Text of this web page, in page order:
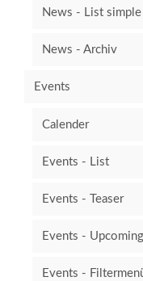
News - List simple
News - Archiv
Events
Calender
Events - List
Events - Teaser
Events - Upcoming
Events -